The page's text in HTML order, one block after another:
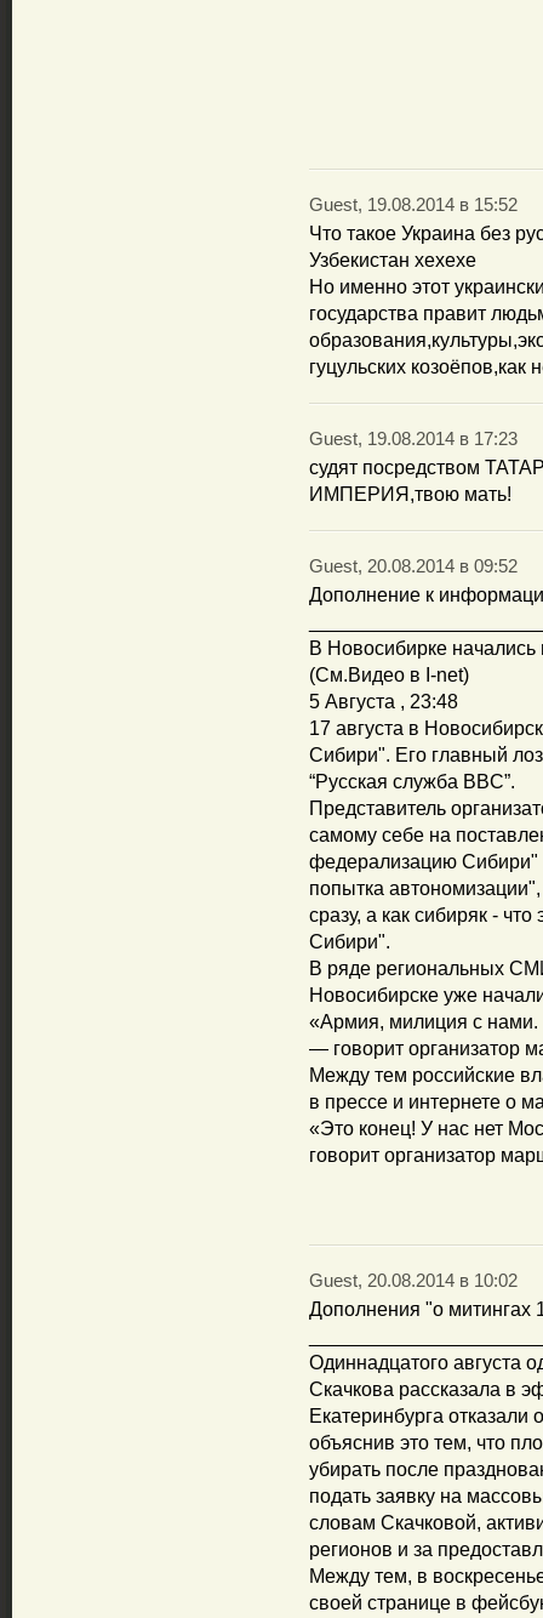
Guest, 19.08.2014 в 15:52
Что такое Украина без
Узбекистан хехехе
Но именно этот
государства правит
гуцульских козоёпов,как
Guest, 19.08.2014 в 17:23
судят посредством
ИМПЕРИЯ,твою мать!
Guest, 20.08.2014 в 09:52
Дополнение к
В Новосибирке начались
(См.Видео в I-net)
5 Августа , 23:48
17 августа в
Сибири". Его главный
“Русская служба BBC”.
Представитель
самому себе на
федерализацию Сибири"
попытка
сразу, а как сибиряк -
Сибири".
В ряде региональных
Новосибирске уже
«Армия, милиция с
— говорит организатор
Между тем российские
в прессе и интернете о
«Это конец! У нас нет
говорит организатор
Guest, 20.08.2014 в 10:02
Дополнения "о митингах
Одиннадцатого августа
Скачкова рассказала в
Екатеринбурга отказали
объяснив это тем, что
убирать после
подать заявку на
словам Скачковой,
регионов и за
Между тем, в
своей странице в